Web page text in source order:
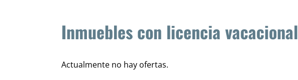
Inmuebles con licencia vacacional
Actualmente no hay ofertas.